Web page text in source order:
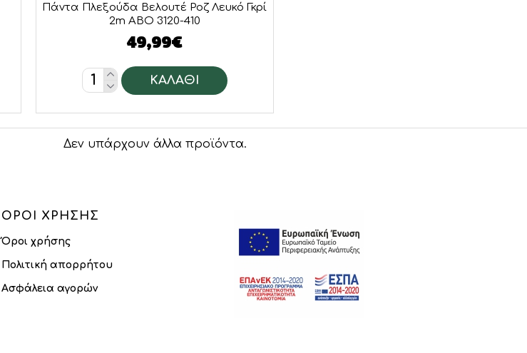
Πάντα Πλεξούδα Βελουτέ Ροζ Λευκό Γκρί
2m ABO 3120-410
49,99€
ΚΑΛΆΘΙ
Δεν υπάρχουν άλλα προϊόντα.
ΌΡΟΙ ΧΡΉΣΗΣ
Όροι χρήσης
Πολιτική απορρήτου
Ασφάλεια αγορών